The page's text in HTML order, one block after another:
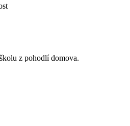
z pohodlí domova.